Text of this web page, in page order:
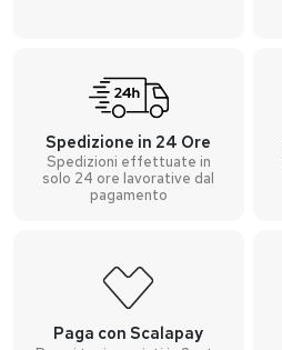
Spedizione in 24 Ore
Spedizioni effettuate in
solo 24 ore lavorative dal
pagamento
Paga con Scalapay